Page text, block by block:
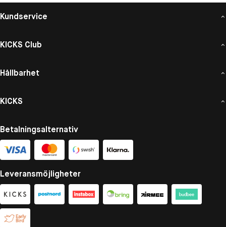
Kundservice
KICKS Club
Hållbarhet
KICKS
Betalningsalternativ
Leveransmöjligheter